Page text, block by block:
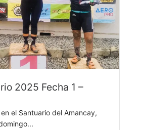
2025 Fecha 1 –
el Santuario del Amancay,